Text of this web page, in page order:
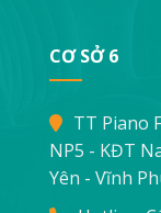
CƠ SỞ 6
TT Piano
NP5 - KĐT
Yên - Vĩnh